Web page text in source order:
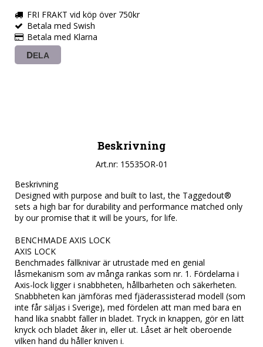
FRI FRAKT vid köp över 750kr
Betala med Swish
Betala med Klarna
DELA
Beskrivning
Art.nr: 15535OR-01
Beskrivning
Designed with purpose and built to last, the Taggedout®
sets a high bar for durability and performance matched only
by our promise that it will be yours, for life.
BENCHMADE AXIS LOCK
AXIS LOCK
Benchmades fällknivar är utrustade med en genial
låsmekanism som av många rankas som nr. 1. Fördelarna i
Axis-lock ligger i snabbheten, hållbarheten och säkerheten.
Snabbheten kan jämföras med fjäderassisterad modell (som
inte får säljas i Sverige), med fördelen att man med bara en
hand lika snabbt fäller in bladet. Tryck in knappen, gör en lätt
knyck och bladet åker in, eller ut. Låset är helt oberoende
vilken hand du håller kniven i.